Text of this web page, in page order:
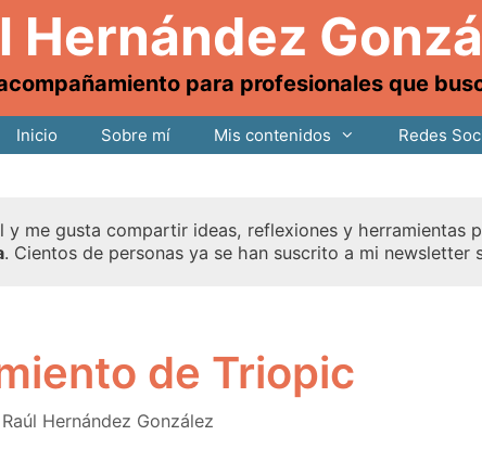
Hernández
para profesionales que
Inicio Sobre mí Mis contenidos Redes
y me gusta compartir ideas, reflexiones y herramientas
. Cientos de personas ya se han suscrito a mi newsletter
de Triopic
Raúl Hernández González